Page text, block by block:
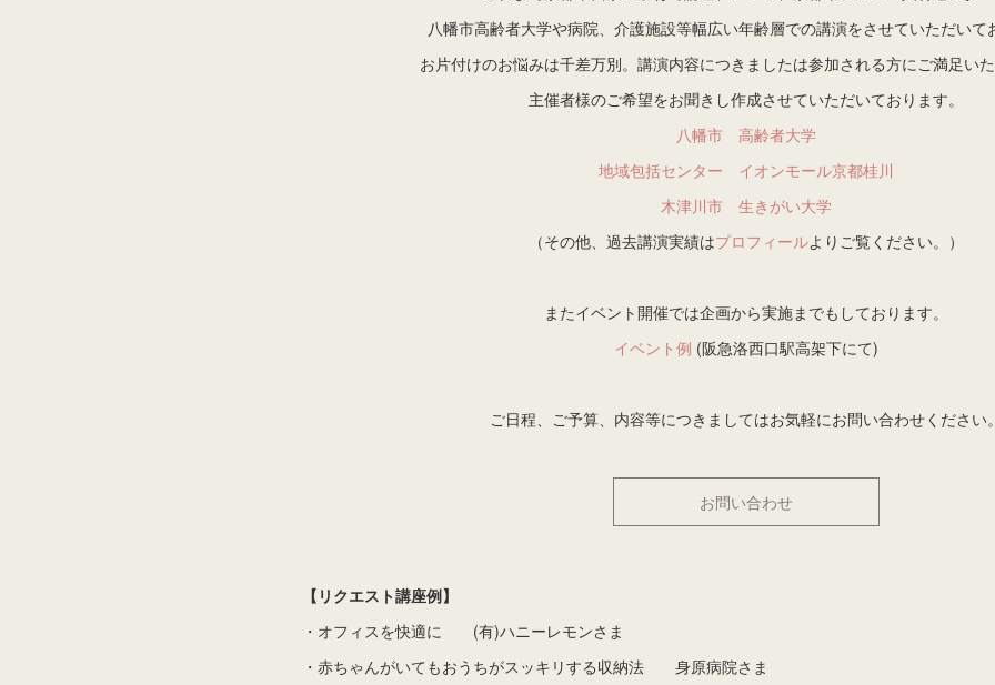
八幡市高齢者大学や病院、介護施設等幅広い年齢層での講演をさせていただいて
お片付けのお悩みは千差万別。講演内容につきましたは参加される方にご満足い
主催者様のご希望をお聞きし作成させていただいております。
八幡市 高齢者大学
地域包括センター イオンモール京都桂川
木津川市 生きがい大学
（その他、過去講演実績はプロフィールよりご覧ください。）
またイベント開催では企画から実施までもしております。
イベント例 (阪急洛西口駅高架下にて)
ご日程、ご予算、内容等につきましてはお気軽にお問い合わせください。
お問い合わせ
【リクエスト講座例】
・オフィスを快適に (有)ハニーレモンさま
・赤ちゃんがいてもおうちがスッキリする収納法 身原病院さま